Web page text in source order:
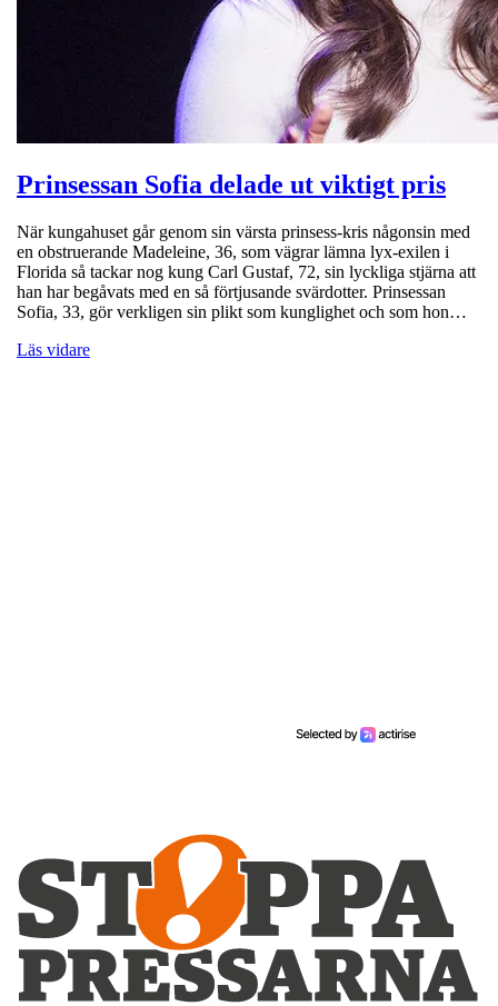
Prinsessan Sofia delade ut viktigt pris
När kungahuset går genom sin värsta prinsess-kris någonsin med
en obstruerande Madeleine, 36, som vägrar lämna lyx-exilen i
Florida så tackar nog kung Carl Gustaf, 72, sin lyckliga stjärna att
han har begåvats med en så förtjusande svärdotter. Prinsessan
Sofia, 33, gör verkligen sin plikt som kunglighet och som hon…
Läs vidare